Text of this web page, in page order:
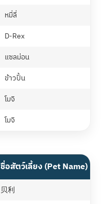
หมี่ลี่
D-Rex
แซลม่อน
ข้าวปั้น
โมจิ
โมจิ
ชื่อสัตว์เลี้ยง (Pet Name)
贝利